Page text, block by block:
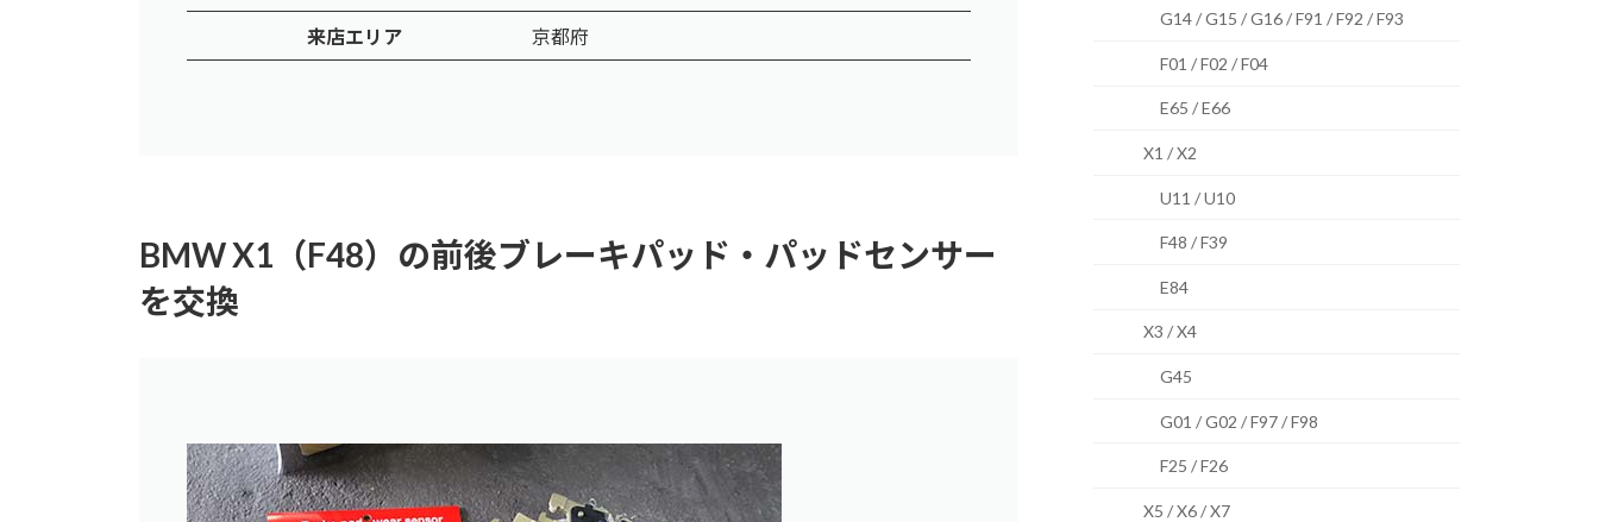
来店エリア 京都府
BMW X1（F48）の前後ブレーキパッド・パッドセンサー
を交換
G14 / G15 / G16 / F91 / F92 / F93
F01 / F02 / F04
E65 / E66
X1 / X2
U11 / U10
F48 / F39
E84
X3 / X4
G45
G01 / G02 / F97 / F98
F25 / F26
X5 / X6 / X7